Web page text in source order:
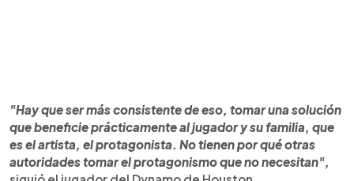
"Hay que ser más consistente de eso, tomar una solución
que beneficie prácticamente al jugador y su familia, que
es el artista, el protagonista. No tienen por qué otras
autoridades tomar el protagonismo que no necesitan",